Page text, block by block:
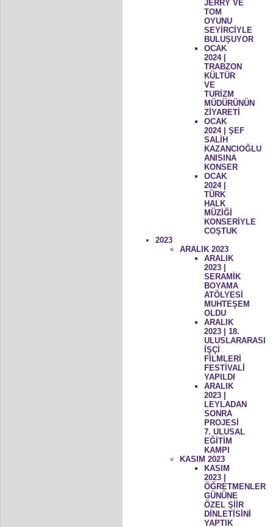
JERRY VE
TOM
OYUNU
SEYİRCİYLE
BULUŞUYOR
OCAK
2024 |
TRABZON
KÜLTÜR
VE
TURİZM
MÜDÜRÜNÜN
ZİYARETİ
OCAK
2024 | ŞEF
SALİH
KAZANCIOĞLU
ANISINA
KONSER
OCAK
2024 |
TÜRK
HALK
MÜZİĞİ
KONSERİYLE
COŞTUK
2023
ARALIK 2023
ARALIK
2023 |
SERAMİK
BOYAMA
ATÖLYESİ
MUHTEŞEM
OLDU
ARALIK
2023 | 18.
ULUSLARARASI
İŞÇİ
FİLMLERİ
FESTİVALİ
YAPILDI
ARALIK
2023 |
LEYLADAN
SONRA
PROJESİ
7. ULUSAL
EĞİTİM
KAMPI
KASIM 2023
KASIM
2023 |
ÖĞRETMENLER
GÜNÜNE
ÖZEL ŞİİR
DİNLETİSİNİ
YAPTIK